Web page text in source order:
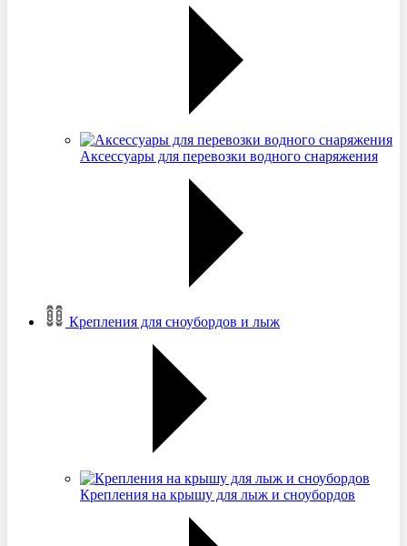
Аксессуары для перевозки водного снаряжения
Крепления для сноубордов и лыж
Крепления на крышу для лыж и сноубордов